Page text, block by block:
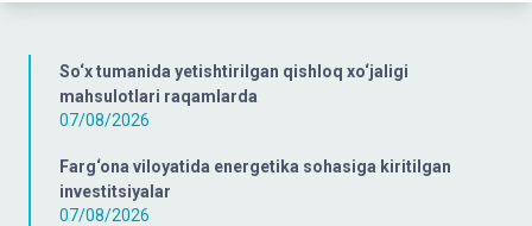
So‘x tumanida yetishtirilgan qishloq xo‘jaligi
mahsulotlari raqamlarda
07/08/2026
Farg‘ona viloyatida energetika sohasiga kiritilgan
investitsiyalar
07/08/2026